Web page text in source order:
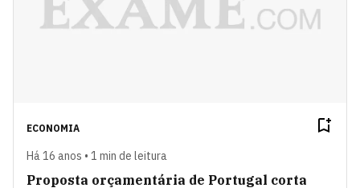
ECONOMIA
Há 16 anos • 1 min de leitura
Proposta orçamentária de Portugal corta